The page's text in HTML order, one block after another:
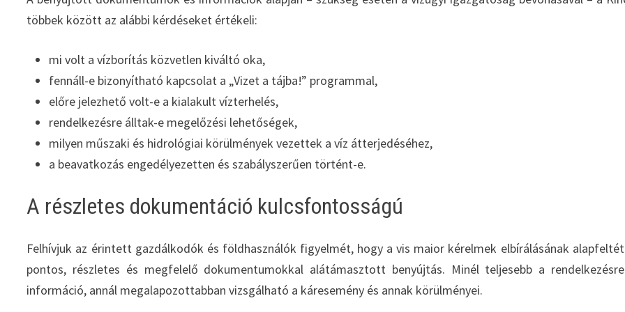
többek között az alábbi kérdéseket értékeli:
mi volt a vízborítás közvetlen kiváltó oka,
fennáll-e bizonyítható kapcsolat a „Vizet a tájba!” programmal,
előre jelezhető volt-e a kialakult vízterhelés,
rendelkezésre álltak-e megelőzési lehetőségek,
milyen műszaki és hidrológiai körülmények vezettek a víz átterjedéséhez,
a beavatkozás engedélyezetten és szabályszerűen történt-e.
A részletes dokumentáció kulcsfontosságú
Felhívjuk az érintett gazdálkodók és földhasználók figyelmét, hogy a vis maior kérelmek elbírálásának
pontos, részletes és megfelelő dokumentumokkal alátámasztott benyújtás. Minél teljesebb a
információ, annál megalapozottabban vizsgálható a káresemény és annak körülményei.